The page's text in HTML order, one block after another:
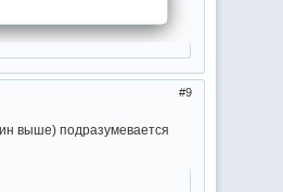
9
выше) подразумевается